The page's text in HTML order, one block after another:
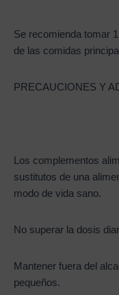
Se recomienda tomar
de las comidas
PRECAUCIONES Y
Los complementos
sustitutos de una
modo de vida sano.
No superar la dosis
Mantener fuera del
pequeños.